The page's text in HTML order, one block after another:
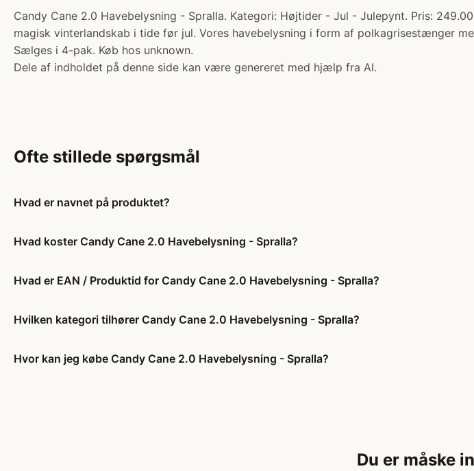
Candy Cane 2.0 Havebelysning - Spralla. Kategori: Højtider - Jul - Julepynt. Pris:
magisk vinterlandskab i tide før jul. Vores havebelysning i form af polkagrisestænger
Sælges i 4-pak. Køb hos unknown.
Dele af indholdet på denne side kan være genereret med hjælp fra AI.
Ofte stillede spørgsmål
Hvad er navnet på produktet?
Hvad koster Candy Cane 2.0 Havebelysning - Spralla?
Hvad er EAN / Produktid for Candy Cane 2.0 Havebelysning - Spralla?
Hvilken kategori tilhører Candy Cane 2.0 Havebelysning - Spralla?
Hvor kan jeg købe Candy Cane 2.0 Havebelysning - Spralla?
Du er måske